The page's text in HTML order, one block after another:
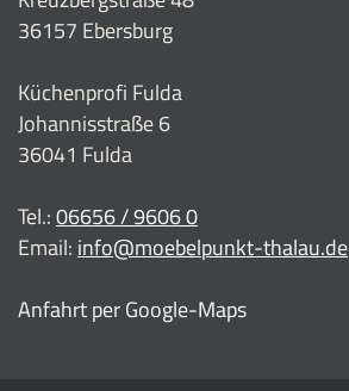
36157 Ebersburg
Küchenprofi Fulda
Johannisstraße 6
36041 Fulda
Tel.:06656 / 9606 0
Email: info@moebelpunkt-thalau.de
Anfahrt per Google-Maps